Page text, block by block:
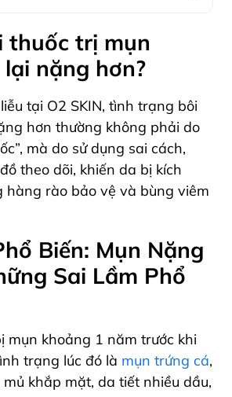
thuốc trị mụn
nặng hơn?
tại O2 SKIN, tình trạng bôi
hơn thường không phải do
mà do sử dụng sai cách,
theo dõi, khiến da bị kích
hàng rào bảo vệ và bùng viêm
Biến: Mụn Nặng
Sai Lầm Phổ
mụn khoảng 1 năm trước khi
trạng lúc đó là mụn trứng cá,
khắp mặt, da tiết nhiều dầu,